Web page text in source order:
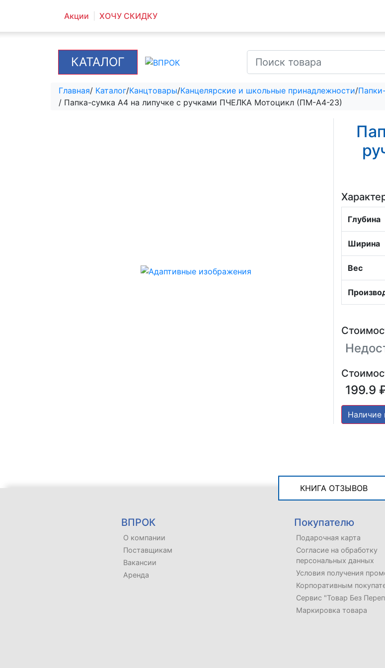
Акции ХОЧУ СКИДКУ
КАТАЛОГ
Главная/ Каталог/Канцтовары/Канцелярские и школьные принадлежности/
/ Папка-сумка А4 на липучке с ручками ПЧЕЛКА Мотоцикл (ПМ-А4-23)
Глубина
Ширина
Вес
199.9
Наличие
КНИГА ОТЗЫВОВ
ВПРОК
О компании
Поставщикам
Вакансии
Аренда
Покупателю
Подарочная карта
Согласие на обработку
персональных данных
Условия получения
Корпоративным
Сервис "Товар Без
Маркировка товара